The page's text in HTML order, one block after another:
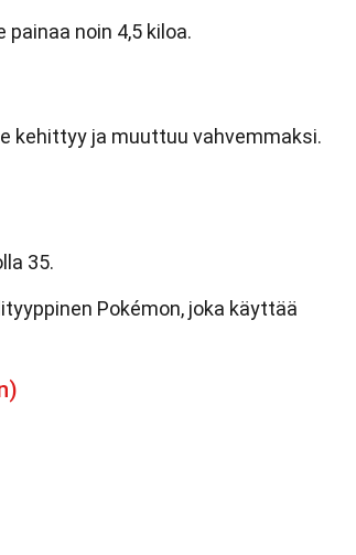
noin 4,5 kiloa.
kehittyy ja muuttuu vahvemmaksi.
35.
Pokémon, joka käyttää